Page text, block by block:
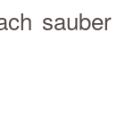
sauber